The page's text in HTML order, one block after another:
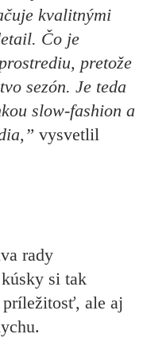
kvalitnými
Čo je
pretože
sezón. Je teda
slow-fashion a
vysvetlil
rady
si tak
ale aj